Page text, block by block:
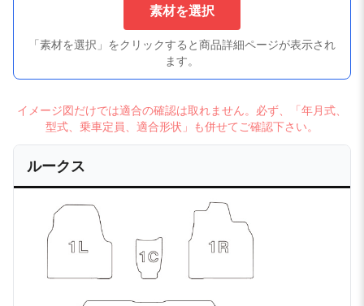
素材を選択
「素材を選択」をクリックすると商品詳細ページが表示され
ます。
イメージ図だけでは適合の確認は取れません。必ず、「年月式、
型式、乗車定員、適合形状」も併せてご確認下さい。
ルークス